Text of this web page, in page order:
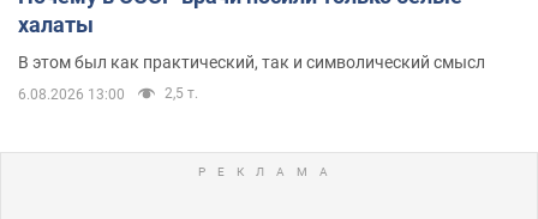
халаты
В этом был как практический, так и символический смысл
6.08.2026 13:00 2,5 т.